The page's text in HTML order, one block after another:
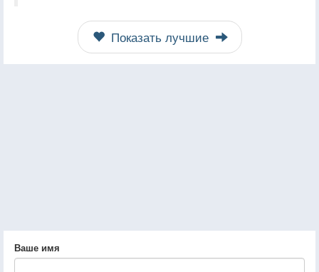
Показать лучшие
Ваше имя